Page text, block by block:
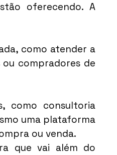
oferecendo. A
como atender a
compradores de
como consultoria
uma plataforma
ou venda.
que vai além do